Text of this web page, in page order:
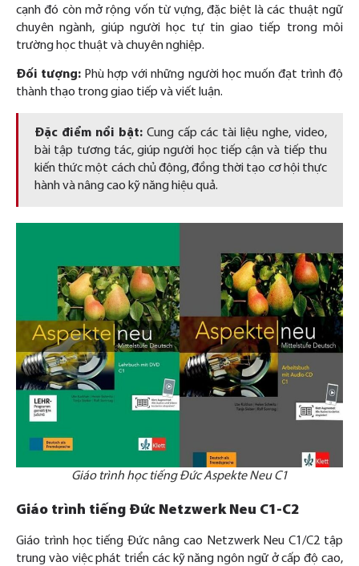
cạnh đó còn mở rộng vốn từ vựng, đặc biệt là các thuật ngữ
chuyên ngành, giúp người học tự tin giao tiếp trong môi
trường học thuật và chuyên nghiệp.
Đối tượng: Phù hợp với những người học muốn đạt trình độ
thành thạo trong giao tiếp và viết luận.
Đặc điểm nổi bật:Cung cấp các tài liệu nghe, video,
bài tập tương tác, giúp người học tiếp cận và tiếp thu
kiến thức một cách chủ động, đồng thời tạo cơ hội thực
hành và nâng cao kỹ năng hiệu quả.
Giáo trình học tiếng Đức Aspekte Neu C1
Giáo trình tiếng Đức Netzwerk Neu C1-C2
Giáo trình học tiếng Đức nâng cao Netzwerk Neu C1/C2 tập
trung vào việc phát triển các kỹ năng ngôn ngữ ở cấp độ cao,